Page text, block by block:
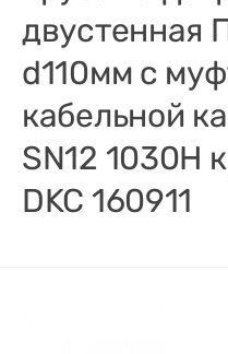
двустенная
d110мм с
кабельной
SN12 1030Н
DKC 160911